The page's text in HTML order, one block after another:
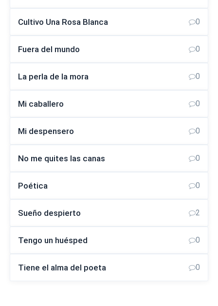
Cultivo Una Rosa Blanca 0
Fuera del mundo 0
La perla de la mora 0
Mi caballero 0
Mi despensero 0
No me quites las canas 0
Poética 0
Sueño despierto 2
Tengo un huésped 0
Tiene el alma del poeta 0